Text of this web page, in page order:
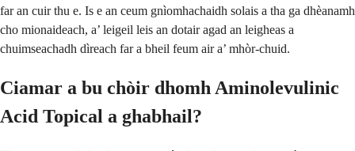
far an cuir thu e. Is e an ceum gnìomhachaidh solais a tha ga dhèanamh
cho mionaideach, a’ leigeil leis an dotair agad an leigheas a
chuimseachadh dìreach far a bheil feum air a’ mhòr-chuid.
Ciamar a bu chòir dhomh Aminolevulinic
Acid Topical a ghabhail?